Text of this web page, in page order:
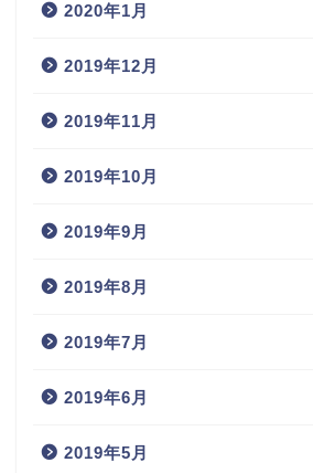
2020年1月
2019年12月
2019年11月
2019年10月
2019年9月
2019年8月
2019年7月
2019年6月
2019年5月